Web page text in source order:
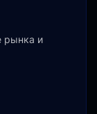
рынка и